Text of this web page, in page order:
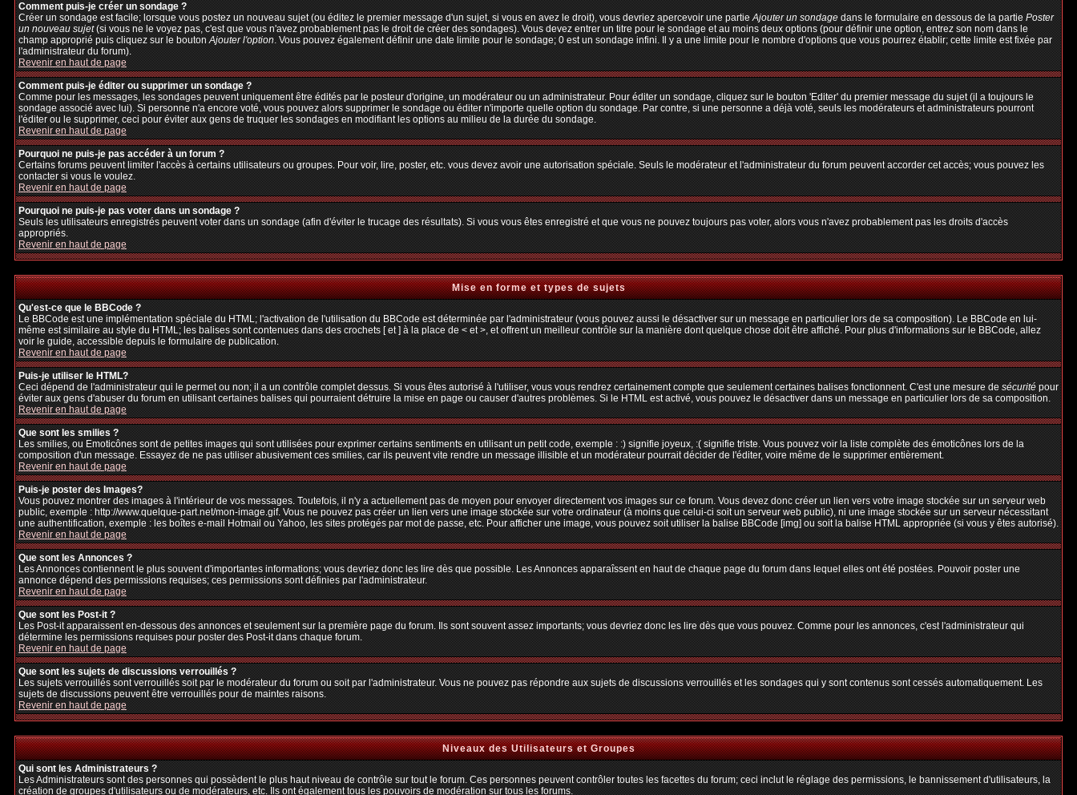
Comment puis-je créer un sondage ?
Créer un sondage est facile; lorsque vous postez un nouveau sujet (ou éditez le premier message d'un sujet, si vous en avez le droit), vous devriez apercevoir une partieAjouter un sondagedans le formulaire en dessous de la partiePoster
un nouveau sujet(si vous ne le voyez pas, c'est que vous n'avez probablement pas le droit de créer des sondages). Vous devez entrer un titre pour le sondage et au moins deux options (pour définir une option, entrez son nom dans le
champ approprié puis cliquez sur le boutonAjouter l'option. Vous pouvez également définir une date limite pour le sondage; 0 est un sondage infini. Il y a une limite pour le nombre d'options que vous pourrez établir; cette limite est fixée par
l'administrateur du forum).
Revenir en haut de page
Comment puis-je éditer ou supprimer un sondage ?
Comme pour les messages, les sondages peuvent uniquement être édités par le posteur d'origine, un modérateur ou un administrateur. Pour éditer un sondage, cliquez sur le bouton 'Editer' du premier message du sujet (il a toujours le
sondage associé avec lui). Si personne n'a encore voté, vous pouvez alors supprimer le sondage ou éditer n'importe quelle option du sondage. Par contre, si une personne a déjà voté, seuls les modérateurs et administrateurs pourront
l'éditer ou le supprimer, ceci pour éviter aux gens de truquer les sondages en modifiant les options au milieu de la durée du sondage.
Revenir en haut de page
Pourquoi ne puis-je pas accéder à un forum ?
Certains forums peuvent limiter l'accès à certains utilisateurs ou groupes. Pour voir, lire, poster, etc. vous devez avoir une autorisation spéciale. Seuls le modérateur et l'administrateur du forum peuvent accorder cet accès; vous pouvez les
contacter si vous le voulez.
Revenir en haut de page
Pourquoi ne puis-je pas voter dans un sondage ?
Seuls les utilisateurs enregistrés peuvent voter dans un sondage (afin d'éviter le trucage des résultats). Si vous vous êtes enregistré et que vous ne pouvez toujours pas voter, alors vous n'avez probablement pas les droits d'accès
appropriés.
Revenir en haut de page
Mise en forme et types de sujets
Qu'est-ce que le BBCode ?
Le BBCode est une implémentation spéciale du HTML; l'activation de l'utilisation du BBCode est déterminée par l'administrateur (vous pouvez aussi le désactiver sur un message en particulier lors de sa composition). Le BBCode en lui-
même est similaire au style du HTML; les balises sont contenues dans des crochets [ et ] à la place de < et >, et offrent un meilleur contrôle sur la manière dont quelque chose doit être affiché. Pour plus d'informations sur le BBCode, allez
voir le guide, accessible depuis le formulaire de publication.
Revenir en haut de page
Puis-je utiliser le HTML?
Ceci dépend de l'administrateur qui le permet ou non; il a un contrôle complet dessus. Si vous êtes autorisé à l'utiliser, vous vous rendrez certainement compte que seulement certaines balises fonctionnent. C'est une mesure desécuritépour
éviter aux gens d'abuser du forum en utilisant certaines balises qui pourraient détruire la mise en page ou causer d'autres problèmes. Si le HTML est activé, vous pouvez le désactiver dans un message en particulier lors de sa composition.
Revenir en haut de page
Que sont les smilies ?
Les smilies, ou Emoticônes sont de petites images qui sont utilisées pour exprimer certains sentiments en utilisant un petit code, exemple : :) signifie joyeux, :( signifie triste. Vous pouvez voir la liste complète des émoticônes lors de la
composition d'un message. Essayez de ne pas utiliser abusivement ces smilies, car ils peuvent vite rendre un message illisible et un modérateur pourrait décider de l'éditer, voire même de le supprimer entièrement.
Revenir en haut de page
Puis-je poster des Images?
Vous pouvez montrer des images à l'intérieur de vos messages. Toutefois, il n'y a actuellement pas de moyen pour envoyer directement vos images sur ce forum. Vous devez donc créer un lien vers votre image stockée sur un serveur web
public, exemple : http://www.quelque-part.net/mon-image.gif. Vous ne pouvez pas créer un lien vers une image stockée sur votre ordinateur (à moins que celui-ci soit un serveur web public), ni une image stockée sur un serveur nécessitant
une authentification, exemple : les boîtes e-mail Hotmail ou Yahoo, les sites protégés par mot de passe, etc. Pour afficher une image, vous pouvez soit utiliser la balise BBCode [img] ou soit la balise HTML appropriée (si vous y êtes autorisé).
Revenir en haut de page
Que sont les Annonces ?
Les Annonces contiennent le plus souvent d'importantes informations; vous devriez donc les lire dès que possible. Les Annonces apparaîssent en haut de chaque page du forum dans lequel elles ont été postées. Pouvoir poster une
annonce dépend des permissions requises; ces permissions sont définies par l'administrateur.
Revenir en haut de page
Que sont les Post-it ?
Les Post-it apparaissent en-dessous des annonces et seulement sur la première page du forum. Ils sont souvent assez importants; vous devriez donc les lire dès que vous pouvez. Comme pour les annonces, c'est l'administrateur qui
détermine les permissions requises pour poster des Post-it dans chaque forum.
Revenir en haut de page
Que sont les sujets de discussions verrouillés ?
Les sujets verrouillés sont verrouillés soit par le modérateur du forum ou soit par l'administrateur. Vous ne pouvez pas répondre aux sujets de discussions verrouillés et les sondages qui y sont contenus sont cessés automatiquement. Les
sujets de discussions peuvent être verrouillés pour de maintes raisons.
Revenir en haut de page
Niveaux des Utilisateurs et Groupes
Qui sont les Administrateurs ?
Les Administrateurs sont des personnes qui possèdent le plus haut niveau de contrôle sur tout le forum. Ces personnes peuvent contrôler toutes les facettes du forum; ceci inclut le réglage des permissions, le bannissement d'utilisateurs, la
création de groupes d'utilisateurs ou de modérateurs, etc. Ils ont également tous les pouvoirs de modération sur tous les forums.